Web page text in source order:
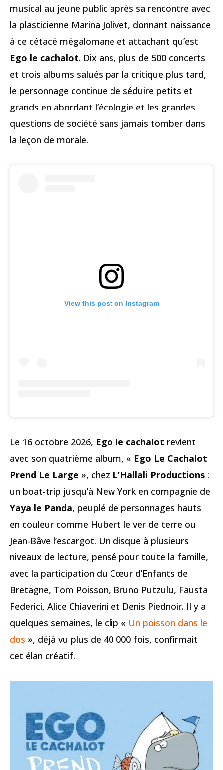
musical au jeune public après sa rencontre avec
la plasticienne Marina Jolivet, donnant naissance
à ce cétacé mégalomane et attachant qu’est
Ego le cachalot. Dix ans, plus de 500 concerts
et trois albums salués par la critique plus tard,
le personnage continue de séduire petits et
grands en abordant l’écologie et les grandes
questions de société sans jamais tomber dans
la leçon de morale.
View this post on Instagram
Le 16 octobre 2026, Ego le cachalot revient
avec son quatrième album, « Ego Le Cachalot
Prend Le Large », chez L’Hallali Productions :
un boat-trip jusqu’à New York en compagnie de
Yaya le Panda, peuplé de personnages hauts
en couleur comme Hubert le ver de terre ou
Jean-Bâve l’escargot. Un disque à plusieurs
niveaux de lecture, pensé pour toute la famille,
avec la participation du Cœur d’Enfants de
Bretagne, Tom Poisson, Bruno Putzulu, Fausta
Federici, Alice Chiaverini et Denis Piednoir. Il y a
quelques semaines, le clip « Un poisson dans le
dos », déjà vu plus de 40 000 fois, confirmait
cet élan créatif.